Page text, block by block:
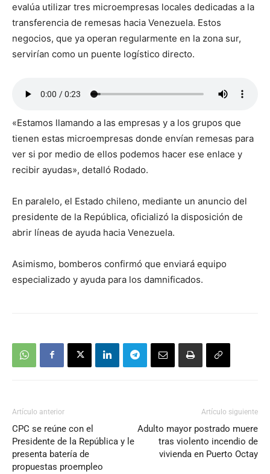
evalúa utilizar tres microempresas locales dedicadas a la
transferencia de remesas hacia Venezuela. Estos
negocios, que ya operan regularmente en la zona sur,
servirían como un puente logístico directo.
«Estamos llamando a las empresas y a los grupos que
tienen estas microempresas donde envían remesas para
ver si por medio de ellos podemos hacer ese enlace y
recibir ayudas», detalló Rodado.
En paralelo, el Estado chileno, mediante un anuncio del
presidente de la República, oficializó la disposición de
abrir líneas de ayuda hacia Venezuela.
Asimismo, bomberos confirmó que enviará equipo
especializado y ayuda para los damnificados.
Artículo anterior
CPC se reúne con el
Presidente de la República y le
presenta batería de
propuestas proempleo
Artículo siguiente
Adulto mayor postrado muere
tras violento incendio de
vivienda en Puerto Octay